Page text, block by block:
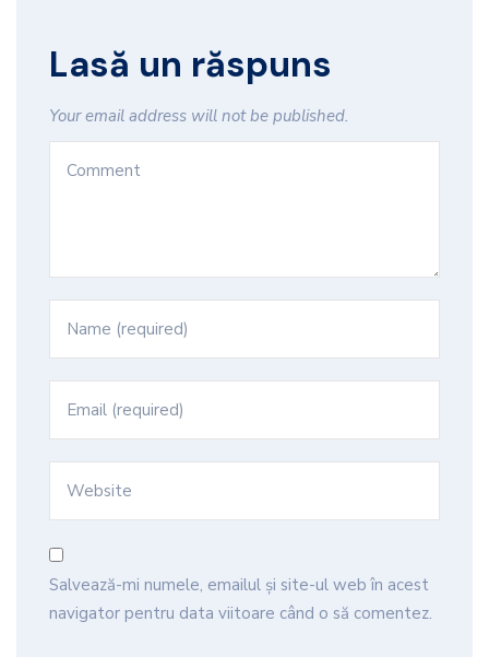
Lasă un răspuns
Your email address will not be published.
Salvează-mi numele, emailul și site-ul web în acest
navigator pentru data viitoare când o să comentez.